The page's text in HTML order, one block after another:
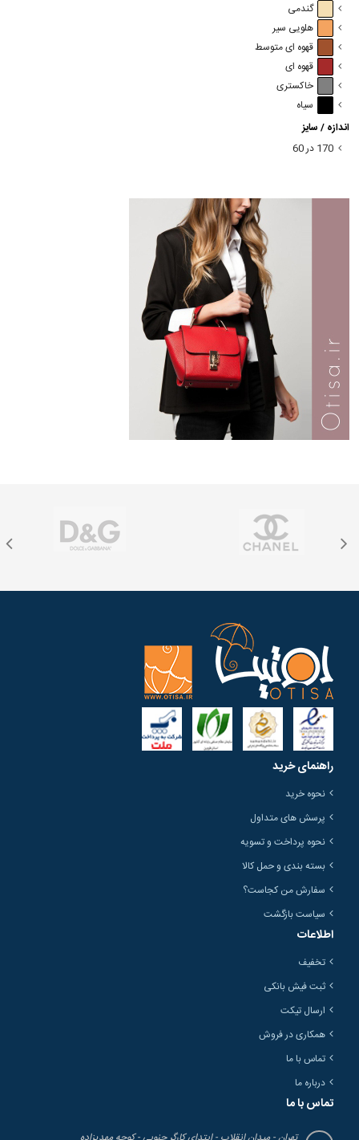
گندمی
هلویی سیر
قهوه ای متوسط
قهوه ای
خاکستری
سیاه
اندازه / سایز
170 در 60
راهنمای خرید
نحوه خرید
پرسش های متداول
نحوه پرداخت و تسویه
بسته بندی و حمل کالا
سفارش من کجاست؟
سیاست بازگشت
اطلاعات
تخفیف
ثبت فیش بانکی
ارسال تیکت
همکاری در فروش
تماس با ما
درباره ما
تماس با ما